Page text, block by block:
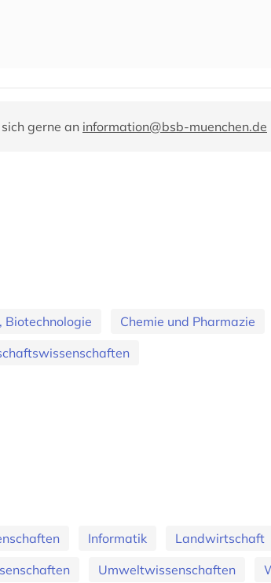
gerne an information@bsb-muenchen.de
Biotechnologie Chemie und Pharmazie
Informatik Landwirtschaft
Umweltwissenschaften